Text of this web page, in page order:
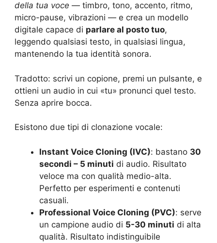
della tua voce — timbro, tono, accento, ritmo,
micro-pause, vibrazioni — e crea un modello
digitale capace di parlare al posto tuo,
leggendo qualsiasi testo, in qualsiasi lingua,
mantenendo la tua identità sonora.
Tradotto: scrivi un copione, premi un pulsante, e
ottieni un audio in cui «tu» pronunci quel testo.
Senza aprire bocca.
Esistono due tipi di clonazione vocale:
Instant Voice Cloning (IVC): bastano 30
secondi – 5 minuti di audio. Risultato
veloce ma con qualità medio-alta.
Perfetto per esperimenti e contenuti
casuali.
Professional Voice Cloning (PVC): serve
un campione audio di 5-30 minuti di alta
qualità. Risultato indistinguibile